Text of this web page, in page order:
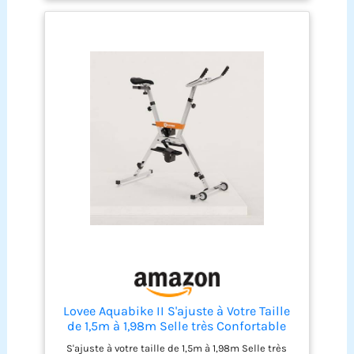
de montage, il dispose d'un design structuré
montants gradués et le système Click & Turn
remarquablement bien étudiée pour sa solidité et
sa légèreté ainsi que sa capacité de drainage
express pour évacuer l'eau en quelques secondes
Résistance et pédales : les pédales sont
utilisables pieds nus grâce aux foostraps confort.
Le vélo possède une résistance de 13% pour
renforcer votre pédalage hydraulique. L’aquabike
vous apportera une grande satisfaction
Préconisation : votre aquabike peut rester
immergé plusieurs jours dans votre piscine.
Cependant, pour augmenter plus encore sa durée
Lovee Aquabike II S'ajuste à Votre Taille
de 1,5m à 1,98m Selle très Confortable
Possibilité de régler l'intensité de
S'ajuste à votre taille de 1,5m à 1,98m Selle très